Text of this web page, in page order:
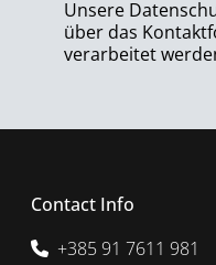
Unsere
über das
verarbeitet
Contact Info
+385 91 7611 981